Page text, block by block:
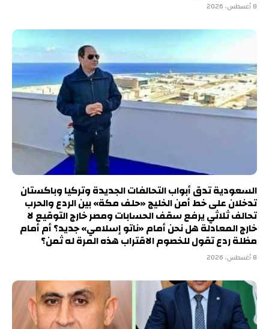
8 أغسطس، 2026
السعودية تدق أبواب التحالفات الجديدة وتركيا وباكستان
تدخلان على خط أمن الخليج «حلف مكة» بين الردع والحرب
تحالف ثلاثي يرفع سقف الحسابات ومصر خارج التوقيع لا
خارج المعادلة هل نحن أمام «ناتو إسلامي» جديد؟ أم أمام
مظلة ردع تقول للخصوم الاقتراب هذه المرة له ثمن؟
8 أغسطس، 2026